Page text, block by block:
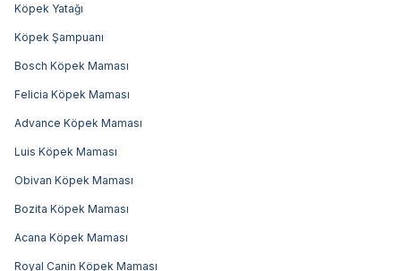
Köpek Yatağı
Köpek Şampuanı
Bosch Köpek Maması
Felicia Köpek Maması
Advance Köpek Maması
Luis Köpek Maması
Obivan Köpek Maması
Bozita Köpek Maması
Acana Köpek Maması
Royal Canin Köpek Maması